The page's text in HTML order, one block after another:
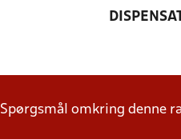
Spørgsmål omkring denne